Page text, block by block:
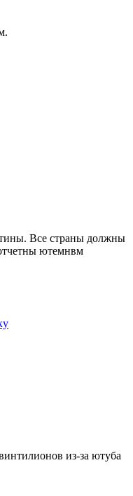
Все страны должны
ютемнвм
из-за ютуба